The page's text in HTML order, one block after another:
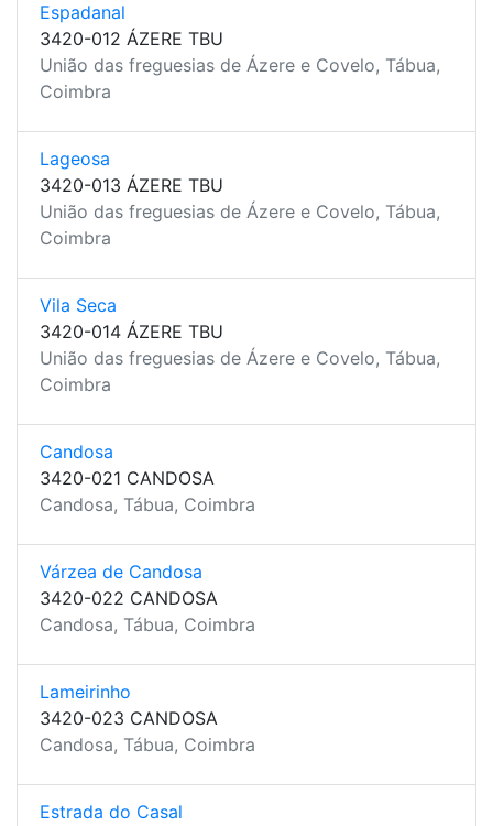
Espadanal
3420-012 ÁZERE TBU
União das freguesias de Ázere e Covelo, Tábua,
Coimbra
Lageosa
3420-013 ÁZERE TBU
União das freguesias de Ázere e Covelo, Tábua,
Coimbra
Vila Seca
3420-014 ÁZERE TBU
União das freguesias de Ázere e Covelo, Tábua,
Coimbra
Candosa
3420-021 CANDOSA
Candosa, Tábua, Coimbra
Várzea de Candosa
3420-022 CANDOSA
Candosa, Tábua, Coimbra
Lameirinho
3420-023 CANDOSA
Candosa, Tábua, Coimbra
Estrada do Casal